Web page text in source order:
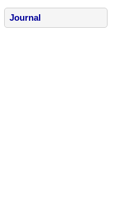
Journal